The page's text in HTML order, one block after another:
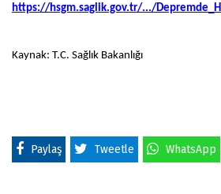
https://hsgm.saglik.gov.tr/.../
Kaynak: T.C. Sağlık Bakanlığı
Paylaş Tweetle WhatsApp